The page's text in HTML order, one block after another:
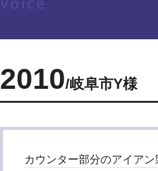
2010 岐阜市Y様
カウンター部分のアイアン